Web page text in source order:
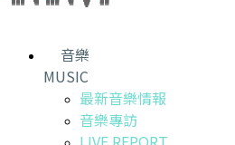
音樂
MUSIC
最新音樂情報
音樂專訪